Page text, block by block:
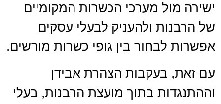
ישירה מול מערכי הכשרות המקומיים
של הרבנות ולהעניק לבעלי עסקים
אפשרות לבחור בין גופי כשרות מורשים.
עם זאת, בעקבות הצהרת אבידן
וההתנגדות בתוך מועצת הרבנות, בעלי